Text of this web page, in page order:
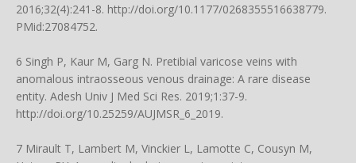
2016;32(4):241-8. http://doi.org/10.1177/0268355516638779.
PMid:27084752.
6 Singh P, Kaur M, Garg N. Pretibial varicose veins with
anomalous intraosseous venous drainage: A rare disease
entity. Adesh Univ J Med Sci Res. 2019;1:37-9.
http://doi.org/10.25259/AUJMSR_6_2019.
7 Mirault T, Lambert M, Vinckier L, Lamotte C, Cousyn M,